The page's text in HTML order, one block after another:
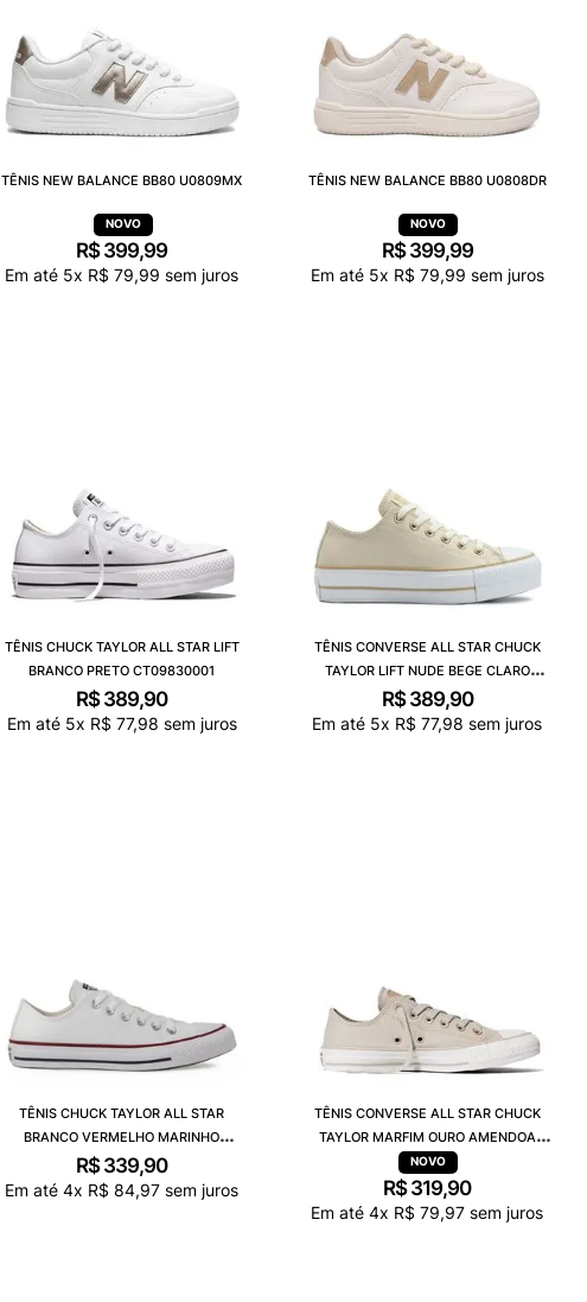
TÊNIS NEW BALANCE BB80 U0809MX
R$399,99
Em até 5x R$ 79,99 sem juros
TÊNIS NEW BALANCE BB80 U0808DR
R$ 399,99
Em até 5x R$ 79,99 sem juros
TÊNIS CHUCK TAYLOR ALL STAR LIFT
BRANCO PRETO CT09830001
R$389,90
Em até 5x R$ 77,98 sem juros
TÊNIS CONVERSE ALL STAR CHUCK
TAYLOR LIFT NUDE BEGE CLARO
BRANCO CT09830003
R$ 389,90
Em até 5x R$ 77,98 sem juros
TÊNIS CHUCK TAYLOR ALL STAR
BRANCO VERMELHO MARINHO
CT04500001
R$339,90
Em até4x R$ 84,97 sem juros
TÊNIS CONVERSE ALL STAR CHUCK
TAYLOR MARFIM OURO AMENDOA
CT35000003
R$319,90
Em até4x R$ 79,97 sem juros